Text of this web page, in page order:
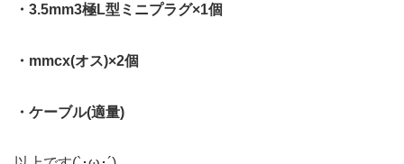
・3.5mm3極L型ミニプラグ×1個
・mmcx(オス)×2個
・ケーブル(適量)